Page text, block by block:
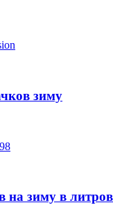
зиму
на зиму в